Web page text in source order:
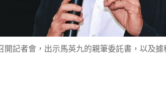
開記者會，出示馬英九的親筆委託書，以及